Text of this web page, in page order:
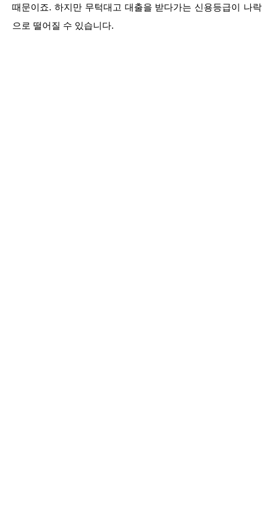
때문이죠. 하지만 무턱대고 대출을 받다가는 신용등급이 나락
으로 떨어질 수 있습니다.